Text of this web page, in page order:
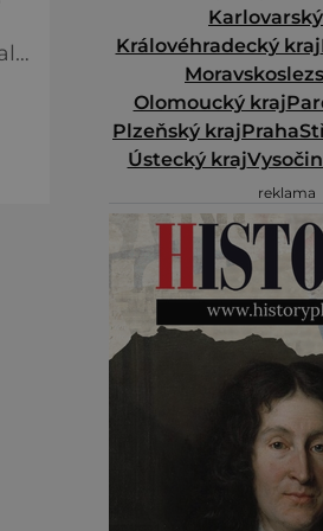
Královéhradecký kraj
Olomoucký kraj
Plzeňský krajPraha
Ústecký kraj
reklama